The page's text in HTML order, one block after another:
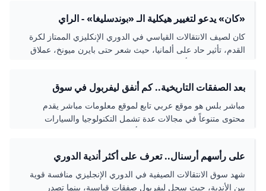
«كان» يدعو لتغيير هيكلية الـ «بوندسليغا» - الراي
كان لصيف الانتقالات القياسي في الدوري الإنكليزي الممتاز لكرة
القدم، تأثير حاد على ألمانيا، حيث شعر حتى بايرن ميونخ، عملاق
الـ«بوندسليغا»، بتأثير القوّة المالية المتنامية لكرة القدم
بعد الصفقات التاريخية.. كم أنفق ليفربول في سوق
الانتقالات الصيفية؟ - مباشر بلس
مباشر بلس هو موقع عربي تابع لموقع معلومات مباشر يقدم
محتوى متنوعاً في مجالات عدة تشمل التكنولوجيا والسيارات
والسياحة والسفر والرياضة عبر أخبار وتقارير مدعومة بالصور
على رأسهم أرسنال.. تعرف على أكثر أندية الدوري
الإنجليزي إنفاقًا يسوق الانتقالات 2025
شهد سوق الانتقالات الصيفية في الدوري الإنجليزي منافسة قوية
بين الأندية، حيث سجل ليفربول صفقات قياسية، بينما تصدر